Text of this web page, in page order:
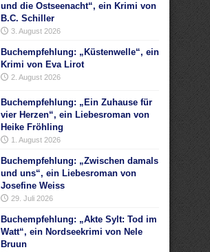
und die Ostseenacht“, ein Krimi von
B.C. Schiller
3. August 2026
Buchempfehlung: „Küstenwelle“, ein
Krimi von Eva Lirot
2. August 2026
Buchempfehlung: „Ein Zuhause für
vier Herzen“, ein Liebesroman von
Heike Fröhling
1. August 2026
Buchempfehlung: „Zwischen damals
und uns“, ein Liebesroman von
Josefine Weiss
29. Juli 2026
Buchempfehlung: „Akte Sylt: Tod im
Watt“, ein Nordseekrimi von Nele
Bruun